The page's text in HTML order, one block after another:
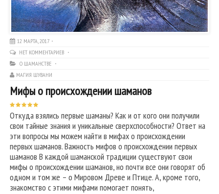
12 МАРТА, 2017
НЕТ КОММЕНТАРИЕВ
О ШАМАНСТВЕ
МАГИЯ ШУВАНИ
Мифы о происхождении шаманов
Откуда взялись первые шаманы? Как и от кого они получили
свои тайные знания и уникальные сверхспособности? Ответ на
эти вопросы мы можем найти в мифах о происхождении
первых шаманов. Важность мифов о происхождении первых
шаманов В каждой шаманской традиции существуют свои
мифы о происхождении шаманов, но почти все они говорят об
одном и том же – о Мировом Древе и Птице. А, кроме того,
знакомство с этими мифами помогает понять,